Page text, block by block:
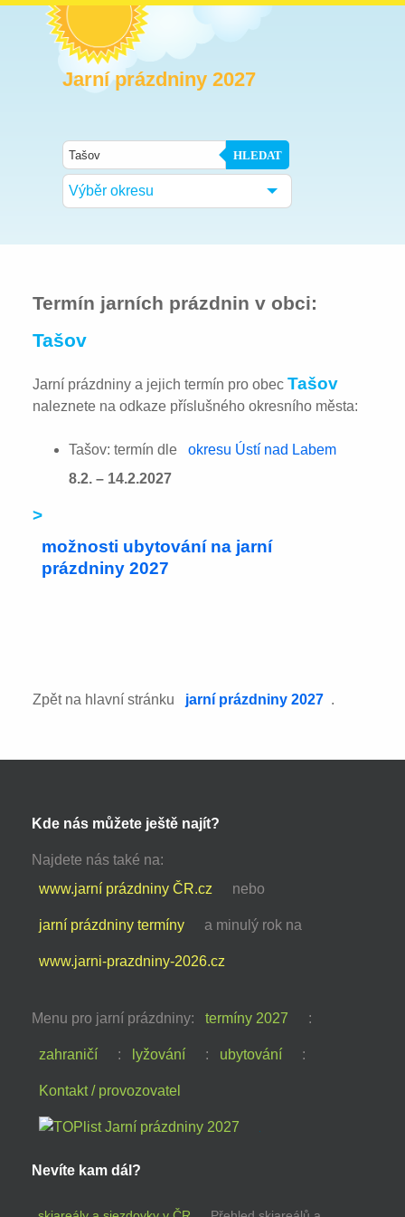
Jarní prázdniny 2027
HLEDAT
Výběr okresu
Termín jarních prázdnin v obci:
Tašov
Jarní prázdniny a jejich termín pro obecTašov
naleznete na odkaze příslušného okresního města:
Tašov: termín dle
okresu Ústí nad Labem
8.2. – 14.2.2027
>
možnosti ubytování na jarní
prázdniny 2027
Zpět na hlavní stránku jarní prázdniny 2027 .
Kde nás můžete ještě najít?
Najdete nás také na:
www.jarní prázdniny ČR.cz
nebo
jarní prázdniny termíny a minulý rok na
www.jarni-prazdniny-2026.cz
Menu pro jarní prázdniny: termíny 2027 :
zahraničí : lyžování : ubytování :
Kontakt / provozovatel
Nevíte kam dál?